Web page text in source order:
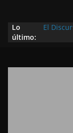
Lo
último:
El